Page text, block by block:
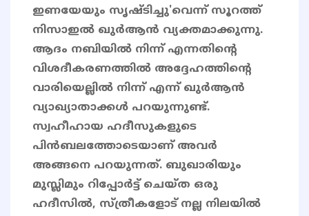
ഇണയേയും സൃഷ്ടിച്ചു'വെന്ന് സൂറത്ത്
നിസാഇൽ ഖുർആൻ വ്യക്തമാക്കുന്നു.
ആദം നബിയിൽ നിന്ന് എന്നതിന്റെ
വിശദീകരണത്തിൽ അദ്ദേഹത്തിന്റെ
വാരിയെല്ലിൽ നിന്ന് എന്ന് ഖുർആൻ
വ്യാഖ്യാതാക്കൾ പറയുന്നുണ്ട്.
സ്വഹീഹായ ഹദീസുകളുടെ
പിൻബലത്തോടെയാണ് അവർ
അങ്ങനെ പറയുന്നത്. ബുഖാരിയും
മുസ്ലിമും റിപ്പോർട്ട് ചെയ്ത ഒരു
ഹദീസിൽ, സ്ത്രീകളോട് നല്ല നിലയിൽ